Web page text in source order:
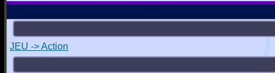
JEU -> Action